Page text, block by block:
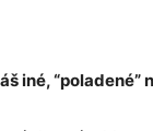
iné,